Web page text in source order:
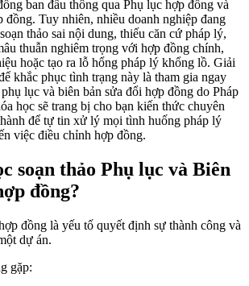
ban đầu thông qua Phụ lục hợp đồng và
đồng. Tuy nhiên, nhiều doanh nghiệp đang
thảo sai nội dung, thiếu căn cứ pháp lý,
thuẫn nghiêm trọng với hợp đồng chính,
hoặc tạo ra lỗ hổng pháp lý khổng lồ. Giải
khắc phục tình trạng này là tham gia ngay
lục và biên bản sửa đổi hợp đồng do Pháp
học sẽ trang bị cho bạn kiến thức chuyên
để tự tin xử lý mọi tình huống pháp lý
việc điều chỉnh hợp đồng.
soạn thảo Phụ lục và Biên
đồng?
đồng là yếu tố quyết định sự thành công và
dự án.
gặp: